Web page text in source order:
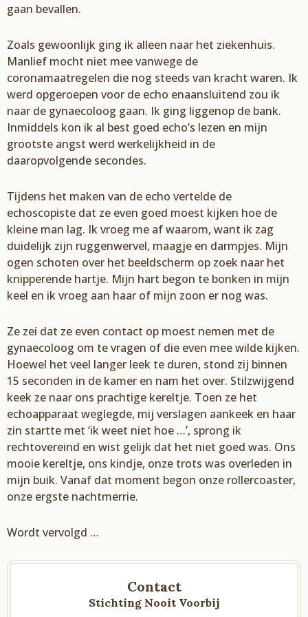
gaan bevallen.
Zoals gewoonlijk ging ik alleen naar het ziekenhuis.
Manlief mocht niet meevanwege de
coronamaatregelen die nog steeds van kracht waren. Ik
werd opgeroepen voor de echo enaansluitend zou ik
naar de gynaecoloog gaan. Ik ging liggenop de bank.
Inmiddels kon ik al best goed echo’s lezen en mijn
grootste angst werd werkelijkheid in de
daaropvolgende secondes.
Tijdens het maken van de echo vertelde de
echoscopiste dat ze even goed moest kijken hoe de
kleine man lag. Ik vroeg me af waarom, want ik zag
duidelijk zijn ruggenwervel, maagje en darmpjes. Mijn
ogen schoten over het beeldscherm op zoek naar het
knipperende hartje. Mijn hart begon te bonken in mijn
keel en ik vroeg aan haar of mijn zoon er nog was.
Ze zei dat ze even contact op moest nemen met de
gynaecoloog om te vragen of die even mee wilde kijken.
Hoewel het veel langer leek te duren, stond zij binnen
15 seconden in de kamer en nam het over. Stilzwijgend
keek ze naar ons prachtige kereltje. Toen ze het
echoapparaat weglegde, mij verslagen aankeek en haar
zin startte met ‘ik weet niet hoe …’, sprong ik
rechtovereind en wist gelijk dat het niet goed was. Ons
mooie kereltje, ons kindje, onze trots was overleden in
mijn buik. Vanaf dat moment begon onze rollercoaster,
onze ergste nachtmerrie.
Wordt vervolgd …
Contact
Stichting Nooit Voorbij